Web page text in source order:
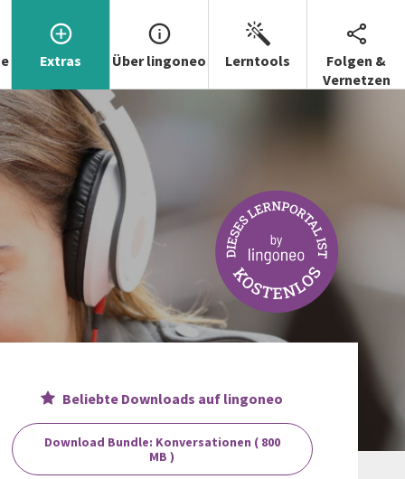
Extras Über lingoneo Lerntools
Folgen &
Vernetzen
Beliebte Downloads auf lingoneo
Download Bundle: Konversationen ( 800
MB )